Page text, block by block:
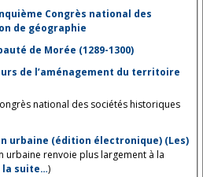
Congrès national des
de géographie
de Morée (1289-1300)
de l’aménagement du territoire
national des sociétés historiques
urbaine (édition électronique) (Les)
urbaine renvoie plus largement à la
la suite…)